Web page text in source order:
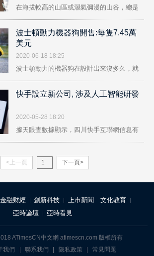
在海拔較高的山區或濕氣彌漫的山谷，總是
波士頓動力機器狗開售:每隻7.45萬
美元
2020-06-18 18:25
波士頓動力的機器狗在設計出來沒多久，就
快手設立新公司, 涉及人工智能研發
2020-05-28 18:20
據天眼查數據顯示，四川快手互聯網信息有
<上一頁 下一頁>
金融财經 | 創新科技 | 上市新聞 文化教育 |
亞時論壇 | 亞時看見
ATimesCN中文網 atimescn.com 版權所有
我們 | 聯系我們 | 隐私政策 | 常見問題